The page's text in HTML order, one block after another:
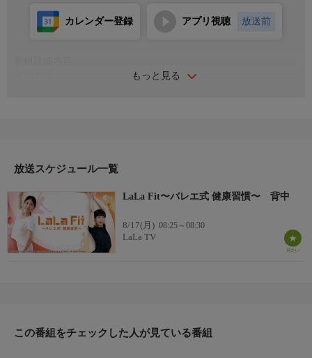
もっと見る
カレンダー登録 アプリ視聴 放送前
5分間です！
Jun Takeda
放送スケジュール一覧
LaLa Fit〜バレエ式 健康習慣〜 背中
8/17(月) 08:25～08:30
LaLa TV
この番組をチェックした人が見ている番組